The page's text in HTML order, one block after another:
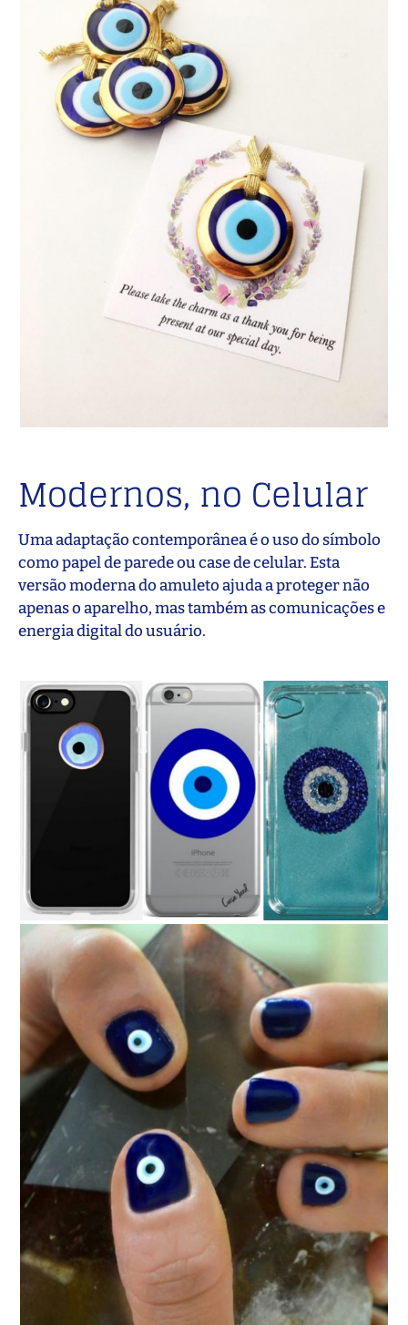
Modernos, no Celular
Uma adaptação contemporânea é o uso do símbolo
como papel de parede ou case de celular. Esta
versão moderna do amuleto ajuda a proteger não
apenas o aparelho, mas também as comunicações e
energia digital do usuário.